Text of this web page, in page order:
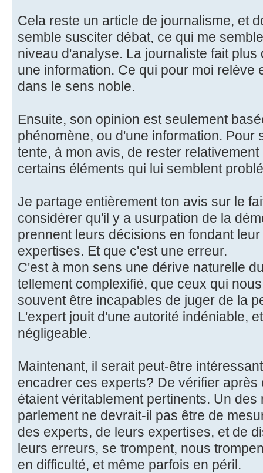
Cela reste un article de journalisme, et
semble susciter débat, ce qui me
niveau d'analyse. La journaliste fait
une information. Ce qui pour moi relève
dans le sens noble.
Ensuite, son opinion est seulement
phénomène, ou d'une information. Pour
tente, à mon avis, de rester
certains éléments qui lui semblent
Je partage entièrement ton avis sur le
considérer qu'il y a usurpation de la
prennent leurs décisions en fondant
expertises. Et que c'est une erreur.
C'est à mon sens une dérive naturelle
tellement complexifié, que ceux qui
souvent être incapables de juger de la
L'expert jouit d'une autorité indéniable,
négligeable.
Maintenant, il serait peut-être
encadrer ces experts? De vérifier
étaient véritablement pertinents. Un des
parlement ne devrait-il pas être de
des experts, de leurs expertises, et de
leurs erreurs, se trompent, nous
en difficulté, et même parfois en péril.